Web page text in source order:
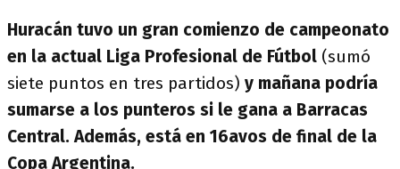
Huracán tuvo un gran comienzo de campeonato
en la actual Liga Profesional de Fútbol (sumó
siete puntos en tres partidos) y mañana podría
sumarse a los punteros si le gana a Barracas
Central. Además, está en 16avos de final de la
Copa Argentina.